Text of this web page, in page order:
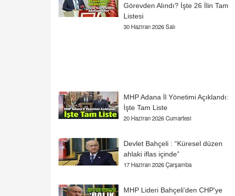
Görevden Alındı? İşte 26 İlin Tam
Listesi
30 Haziran 2026 Salı
MHP Adana İl Yönetimi Açıklandı:
İşte Tam Liste
20 Haziran 2026 Cumartesi
Devlet Bahçeli : “Küresel düzen
ahlaki iflas içinde”
17 Haziran 2026 Çarşamba
MHP Lideri Bahçeli'den CHP'ye